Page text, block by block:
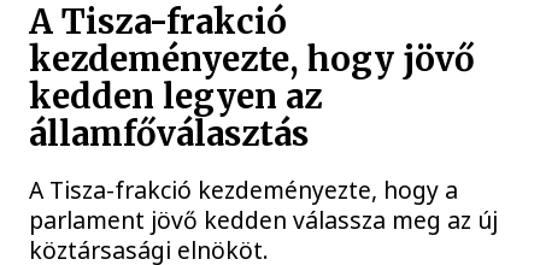
A Tisza-frakció
kezdeményezte, hogy jövő
kedden legyen az
államfőválasztás
A Tisza-frakció kezdeményezte, hogy a
parlament jövő kedden válassza meg az új
köztársasági elnököt.